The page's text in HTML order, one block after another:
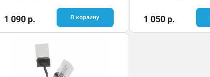
1 090 р. В корзину 1 050 р.